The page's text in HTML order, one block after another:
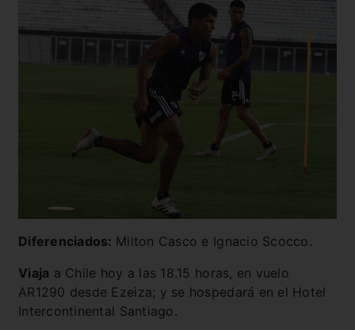
Diferenciados: Milton Casco e Ignacio Scocco.
Viaja a Chile hoy a las 18.15 horas, en vuelo
AR1290 desde Ezeiza; y se hospedará en el Hotel
Intercontinental Santiago.